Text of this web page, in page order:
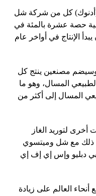
(أدنوك) كل من شركة شل
حصة عشرة بالمئة في
الإنتاج في أواخر عام
مصنعين ينتج كل
الطبيعي المسال، وهو ما
المسال إلى أكثر من
أخرى لتوريد الغاز
ذلك مع شل وميتسوي
بي دبليو وإس إي إف إي
العالم على زيادة